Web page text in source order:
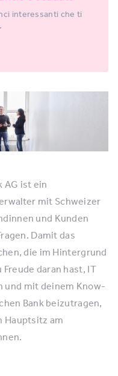
interessanti che ti
AG ist ein
mit Schweizer
und Kunden
Damit das
die im Hintergrund
daran hast, IT
und mit deinem Know-
Bank beizutragen,
Hauptsitz am